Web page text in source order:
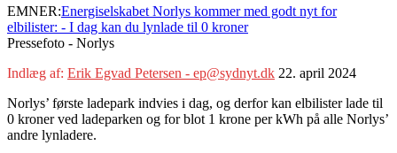
EMNER:Energiselskabet Norlys kommer med godt nyt for
elbilister: - I dag kan du lynlade til 0 kroner
Pressefoto - Norlys
Indlæg af: Erik Egvad Petersen - ep@sydnyt.dk 22. april 2024
Norlys’ første ladepark indvies i dag, og derfor kan elbilister lade til
0 kroner ved ladeparken og for blot 1 krone per kWh på alle Norlys’
andre lynladere.